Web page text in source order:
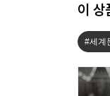
이 상
#세계